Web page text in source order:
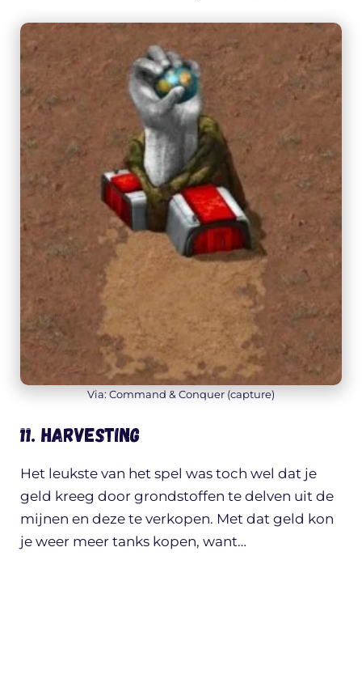
Via: Command & Conquer (capture)
11. Harvesting
Het leukste van het spel was toch wel dat je
geld kreeg door grondstoffen te delven uit de
mijnen en deze te verkopen. Met dat geld kon
je weer meer tanks kopen, want…